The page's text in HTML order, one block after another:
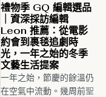
禮物季 GQ 編輯選品
｜資深採訪編輯
Leon 推薦：從電影
約會到裹毯追劇時
光，一年之始的冬季
文藝生活提案
一年之始，節慶的餘溫仍
在空氣中流動。幾周前聖